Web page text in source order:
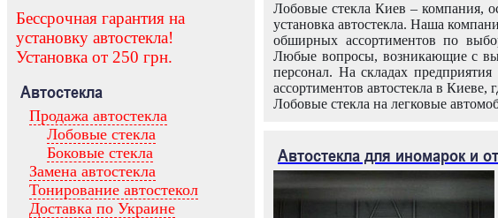
Бессрочная гарантия на
установку автостекла!
Установка от 250 грн.
Автостекла
Продажа автостекла
Лобовые стекла
Боковые стекла
Замена автостекла
Тонирование автостекол
Доставка по Украине
Лобовые стекла Киев – компания,
установка автостекла. Наша
обширных ассортиментов по
Любые вопросы, возникающие с
персонал. На складах предприятия
ассортиментов автостекла в Киеве,
Лобовые стекла на легковые
Автостекла для иномарок и